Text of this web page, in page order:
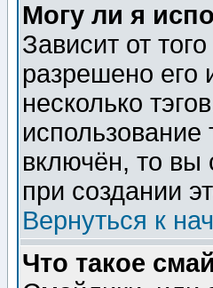
Могу ли я
Зависит от
разрешено его
несколько
включён, то вы
при создании
Вернуться к
Что такое